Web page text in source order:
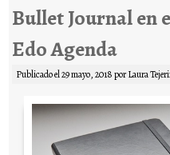
Bullet Journal en
Edo Agenda
Publicado el29 mayo, 2018porLaura